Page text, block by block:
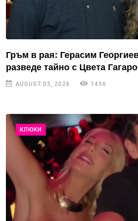
Гръм в рая: Герасим
разведе тайно с Цвета
AUGUST 03, 2026 1456
КЛЮКИ